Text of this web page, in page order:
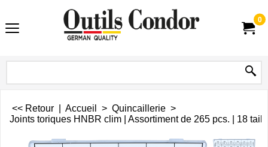
0
<< Retour Accueil > Quincaillerie >
Joints toriques HNBR clim | Assortiment de 265 pcs. | 18